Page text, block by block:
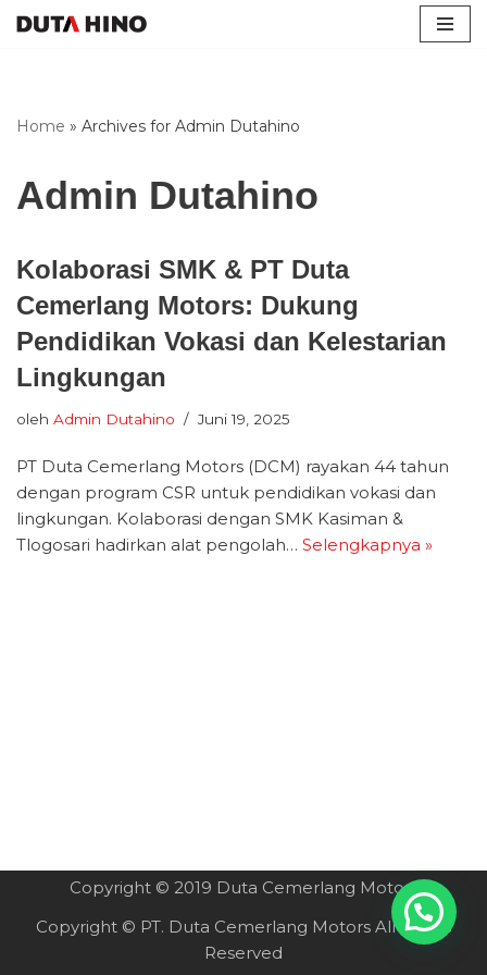
Home » Archives for Admin Dutahino
Admin Dutahino
Kolaborasi SMK & PT Duta
Cemerlang Motors: Dukung
Pendidikan Vokasi dan Kelestarian
Lingkungan
oleh Admin Dutahino Juni 19, 2025
PT Duta Cemerlang Motors (DCM) rayakan 44 tahun
dengan program CSR untuk pendidikan vokasi dan
lingkungan. Kolaborasi dengan SMK Kasiman &
Tlogosari hadirkan alat pengolah… Selengkapnya »
Copyright © 2019 Duta Cemerlang Motors
Copyright © PT. Duta Cemerlang Motors All Rights
Reserved